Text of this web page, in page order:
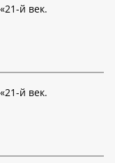
й век.
й век.